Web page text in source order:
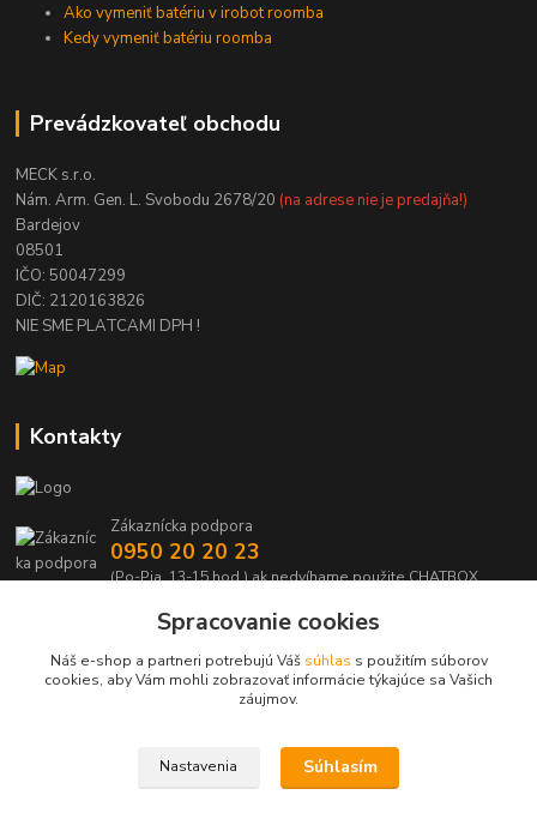
Ako vymeniť batériu v irobot roomba
Kedy vymeniť batériu roomba
Prevádzkovateľ obchodu
MECK s.r.o.
Nám. Arm. Gen. L. Svobodu 2678/20 (na adrese nie je predajňa!)
Bardejov
08501
IČO: 50047299
DIČ: 2120163826
NIE SME PLATCAMI DPH !
Kontakty
Zákaznícka podpora
0950 20 20 23
(Po-Pia, 13-15 hod.) ak nedvíhame použite CHATBOX
info@kabelmanie.sk
Upravit sběr cookies.
Spracovanie cookies
Náš e-shop a partneri potrebujú Váš súhlas s použitím súborov
cookies, aby Vám mohli zobrazovať informácie týkajúce sa Vašich
záujmov.
Nastavenia Súhlasím